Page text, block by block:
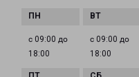
с 09:00 до
18:00
с 09:00 до
18:00